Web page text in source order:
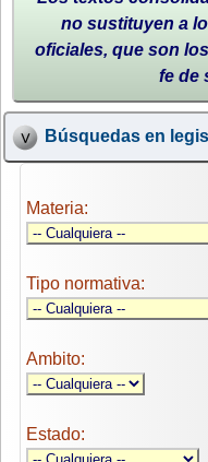
no sustituyen a
oficiales, que son
fe de
Búsquedas en
Materia:
Tipo normativa:
Ambito:
Estado: